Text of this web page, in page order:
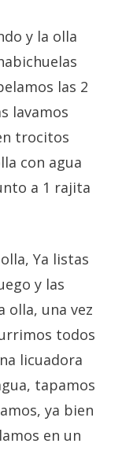
y la olla
las 2
lavamos
trocitos
con agua
a 1 rajita
Ya listas
y las
olla, una vez
todos
licuadora
tapamos
ya bien
en un